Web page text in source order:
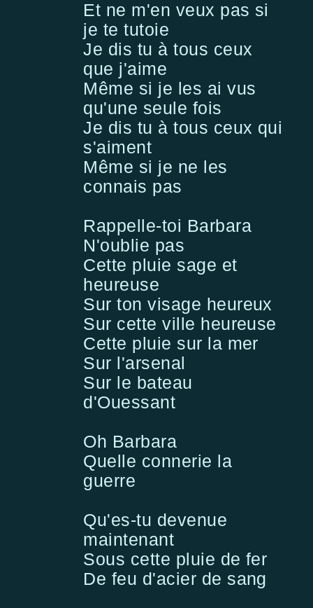
Et ne m'en veux pas si
je te tutoie
Je dis tu à tous ceux
que j'aime
Même si je les ai vus
qu'une seule fois
Je dis tu à tous ceux qui
s'aiment
Même si je ne les
connais pas
Rappelle-toi Barbara
N'oublie pas
Cette pluie sage et
heureuse
Sur ton visage heureux
Sur cette ville heureuse
Cette pluie sur la mer
Sur l'arsenal
Sur le bateau
d'Ouessant
Oh Barbara
Quelle connerie la
guerre
Qu'es-tu devenue
maintenant
Sous cette pluie de fer
De feu d'acier de sang